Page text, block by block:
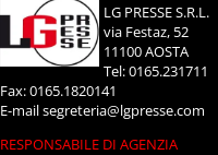
LG PRESSE S.R.L.
via Festaz, 52
11100 AOSTA
Tel: 0165.231711
Fax: 0165.1820141
E-mailsegreteria@lgpresse.com
RESPONSABILE DI AGENZIA